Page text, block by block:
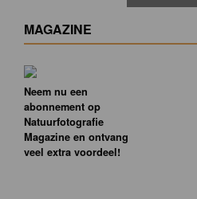
MAGAZINE
Neem nu een
abonnement op
Natuurfotografie
Magazine en ontvang
veel extra voordeel!